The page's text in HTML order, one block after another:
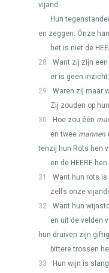
vijand.
Hun
en zeggen: Ónze
het is niet de
28
Want zij zijn
er is geen inzicht
29
Waren zij maar
Zij zouden op
30
Hoe zou één
en twee mannen
tenzij hun Rots hen
en de HEERE
31
Want hun rots
zelfs onze
32
Want hun
en uit de velden
hun druiven zijn
bittere trossen
33
Hun wijn is